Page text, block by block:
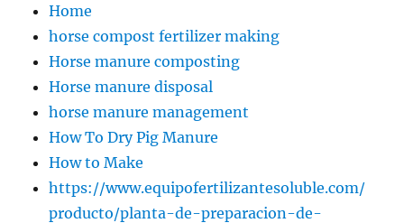
Home
horse compost fertilizer making
Horse manure composting
Horse manure disposal
horse manure management
How To Dry Pig Manure
How to Make
https://www.equipofertilizantesoluble.com/
producto/planta-de-preparacion-de-